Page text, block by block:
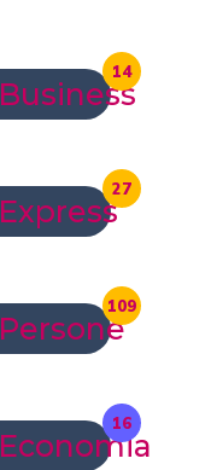
Business
14
Express
27
Persone
109
Economia
16